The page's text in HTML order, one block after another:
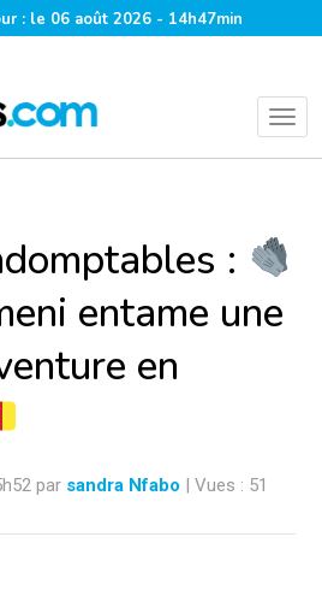
: le 06 août 2026 - 14h47min
:
entame une
en
par sandra Nfabo | Vues : 51